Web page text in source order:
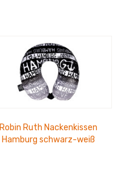
Robin Ruth Nackenkissen
Hamburg schwarz-weiß